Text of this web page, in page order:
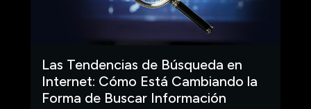
Las Tendencias de Búsqueda en
Internet: Cómo Está Cambiando la
Forma de Buscar Información